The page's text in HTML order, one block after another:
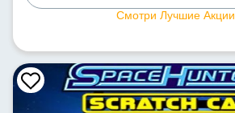
Смотри Лучшие Акции